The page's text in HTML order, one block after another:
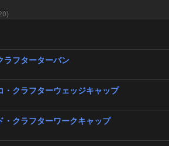
ラフターターバン
・クラフターウェッジキャップ
・クラフターワークキャップ